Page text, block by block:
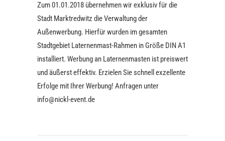
Zum 01.01.2018 übernehmen wir exklusiv für die
Stadt Marktredwitz die Verwaltung der
Außenwerbung. Hierfür wurden im gesamten
Stadtgebiet Laternenmast-Rahmen in Größe DIN A1
installiert. Werbung an Laternenmasten ist preiswert
und äußerst effektiv. Erzielen Sie schnell exzellente
Erfolge mit Ihrer Werbung! Anfragen unter
info@nickl-event.de